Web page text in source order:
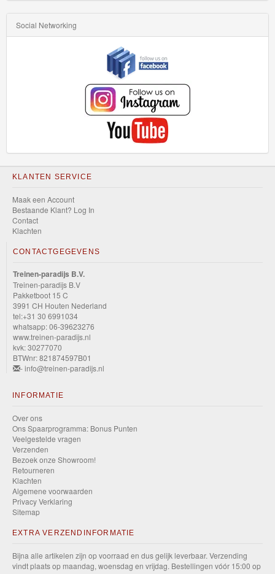
HW
Track
Wagons
HW
the
"80s"
Layin
Low
Mattel
Games
Muscle
Mania
Night
Burnerz
Speed
Nissan
Social Networking
KLANTEN SERVICE
Maak een Account
Bestaande Klant? Log In
Contact
Klachten
CONTACTGEGEVENS
Treinen-paradijs B.V.
Treinen-paradijs B.V
Pakketboot 15 C
3991 CH Houten Nederland
tel:+31 30 6991034
whatsapp: 06-39623276
www.treinen-paradijs.nl
kvk: 30277070
BTWnr: 821874597B01
- info@treinen-paradijs.nl
INFORMATIE
Over ons
Ons Spaarprogramma: Bonus Punten
Veelgestelde vragen
Verzenden
Bezoek onze Showroom!
Retourneren
Klachten
Algemene voorwaarden
Privacy Verklaring
Sitemap
EXTRA VERZENDINFORMATIE
Bijna alle artikelen zijn op voorraad en dus gelijk leverbaar. Verzending
vindt plaats op maandag, woensdag en vrijdag. Bestellingen vóór 15:00 op